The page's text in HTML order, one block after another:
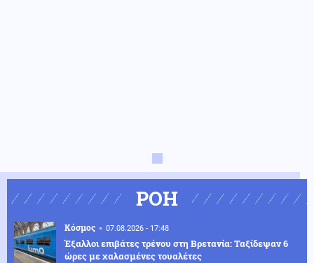
ΡΟΗ
Κόσμος 07.08.2026 - 17:48
Έξαλλοι επιβάτες τρένου στη Βρετανία: Ταξίδεψαν 6
ώρες με χαλασμένες τουαλέτες